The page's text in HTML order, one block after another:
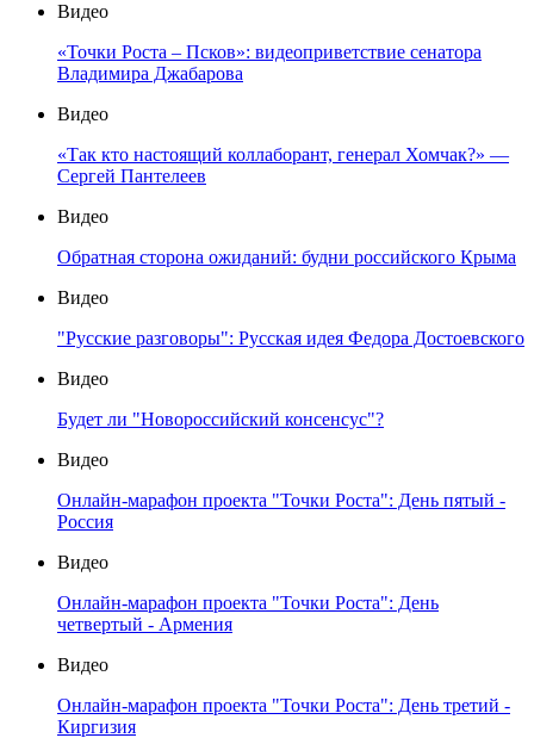
Видео
«Точки Роста – Псков»: видеоприветствие сенатора
Владимира Джабарова
Видео
«Так кто настоящий коллаборант, генерал Хомчак?» —
Сергей Пантелеев
Видео
Обратная сторона ожиданий: будни российского Крыма
Видео
"Русские разговоры": Русская идея Федора Достоевского
Видео
Будет ли "Новороссийский консенсус"?
Видео
Онлайн-марафон проекта "Точки Роста": День пятый -
Россия
Видео
Онлайн-марафон проекта "Точки Роста": День
четвертый - Армения
Видео
Онлайн-марафон проекта "Точки Роста": День третий -
Киргизия